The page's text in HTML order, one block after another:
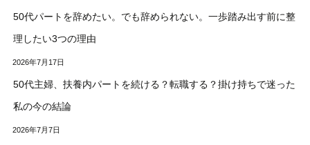
50代パートを辞めたい。でも辞められない。一歩踏み出す前に整
理したい3つの理由
2026年7月17日
50代主婦、扶養内パートを続ける？転職する？掛け持ちで迷った
私の今の結論
2026年7月7日